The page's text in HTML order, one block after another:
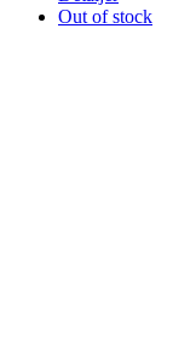
Out of stock